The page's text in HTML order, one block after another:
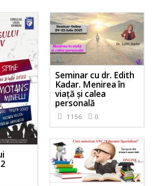
Seminar cu dr. Edith
Kadar. Menirea în
viață și calea
personală
1156 0